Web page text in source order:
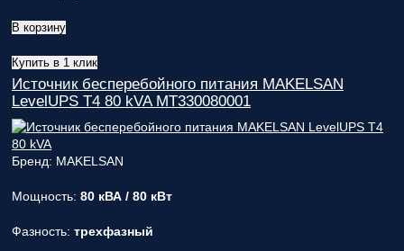
В корзину
Купить в 1 клик
Источник бесперебойного питания MAKELSAN
LevelUPS T4 80 kVA MT330080001
Бренд: MAKELSAN
Мощность: 80 кВА / 80 кВт
Фазность: трехфазный